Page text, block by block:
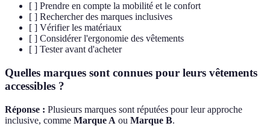
[ ] Prendre en compte la mobilité et le confort
[ ] Rechercher des marques inclusives
[ ] Vérifier les matériaux
[ ] Considérer l'ergonomie des vêtements
[ ] Tester avant d'acheter
Quelles marques sont connues pour leurs vêtements
accessibles ?
Réponse : Plusieurs marques sont réputées pour leur approche
inclusive, comme Marque A ou Marque B.